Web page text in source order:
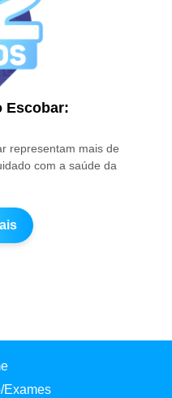
Escobar:
representam mais de
com a saúde da
Exames